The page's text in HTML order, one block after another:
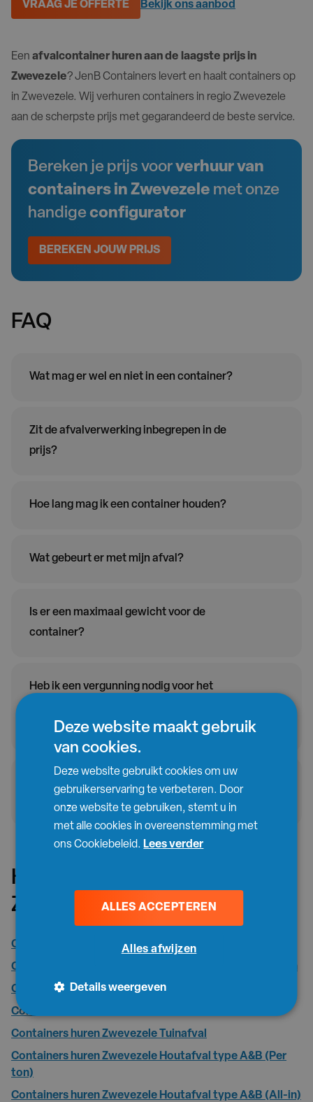
VRAAG JE OFFERTE Bekijk ons aanbod
Een afvalcontainer huren aan de laagste prijs in
Zwevezele? JenB Containers levert en haalt containers op
in Zwevezele. Wij verhuren containers in regio Zwevezele
aan de scherpste prijs met gegarandeerd de beste service.
Bereken je prijs voorverhuur van
containers in Zwevezele met onze
handige configurator
BEREKEN JOUW PRIJS
FAQ
Wat mag er wel en niet in een container?
Zit de afvalverwerking inbegrepen in de
prijs?
Hoe lang mag ik een container houden?
Wat gebeurt er met mijn afval?
Is er een maximaal gewicht voor de
container?
Heb ik een vergunning nodig voor het
openbare weg?
opgehaald mag worden?
Huur een afvalcontainer in
Zwevezele
Containers huren Zwevezele Steenpuin en/of beton
Containers huren Zwevezele Gemengd A afval – per ton
Containers huren Zwevezele Gemengd A afval – all-in
Containers huren Zwevezele Grond met stenen
Containers huren Zwevezele Tuinafval
Containers huren Zwevezele Houtafval type A&B (Per
ton)
Containers huren Zwevezele Houtafval type A&B (All-in)
Deze website maakt gebruik
van cookies.
Deze website gebruikt cookies om uw
gebruikerservaring te verbeteren. Door
onze website te gebruiken, stemt u in
met alle cookies in overeenstemming met
ons Cookiebeleid. Lees verder
ALLES ACCEPTEREN
Alles afwijzen
Details weergeven